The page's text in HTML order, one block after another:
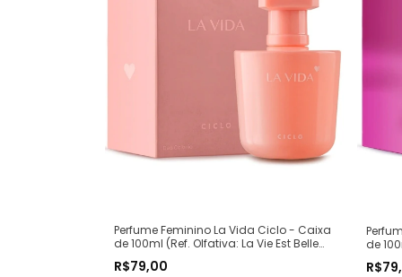
Perfume Feminino La Vida Ciclo - Caixa
de 100ml (Ref. Olfativa: La Vie Est Belle
Lancôme)
R$79,00
de